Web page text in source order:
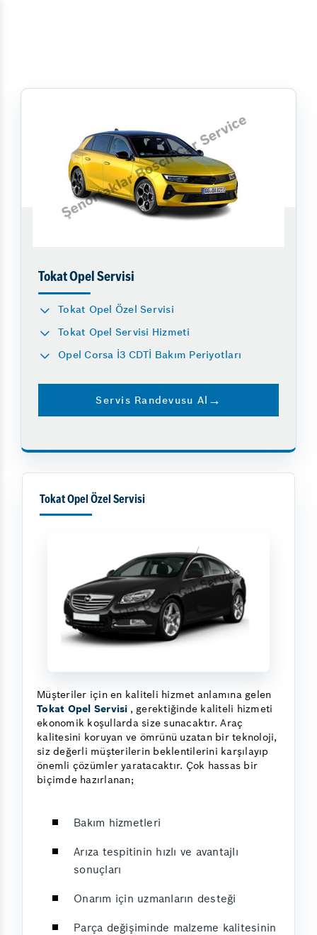
Tokat Opel Servisi
Tokat Opel Özel Servisi
Tokat Opel Servisi Hizmeti
Opel Corsa İ3 CDTİ Bakım Periyotları
Servis Randevusu Al
Tokat Opel Özel Servisi
Müşteriler için en kaliteli hizmet anlamına gelen
Tokat Opel Servisi , gerektiğinde kaliteli hizmeti
ekonomik koşullarda size sunacaktır. Araç
kalitesini koruyan ve ömrünü uzatan bir teknoloji,
siz değerli müşterilerin beklentilerini karşılayıp
önemli çözümler yaratacaktır. Çok hassas bir
biçimde hazırlanan;
Bakım hizmetleri
Arıza tespitinin hızlı ve avantajlı
sonuçları
Onarım için uzmanların desteği
Parça değişiminde malzeme kalitesinin